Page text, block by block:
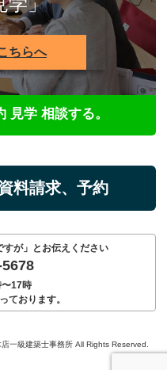
ちらへ
見学 相談する。
料請求、予約
すが」とお伝えください
17時
ております。
一級建築士事務所 All Rights Reserved.